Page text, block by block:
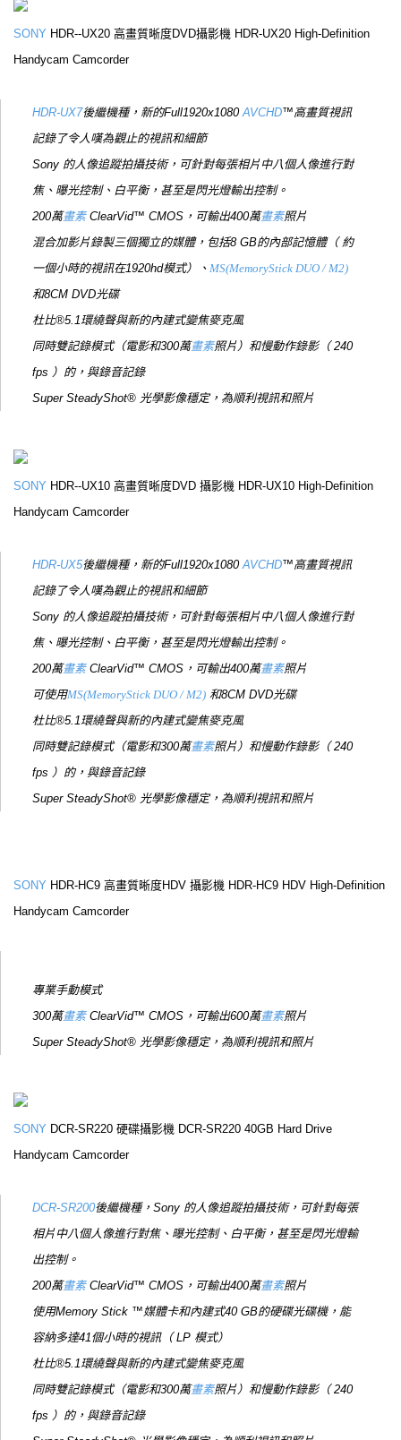
SONY HDR--UX20 高畫質晰度DVD攝影機 HDR-UX20 High-Definition
Handycam Camcorder
HDR-UX7後繼機種，新的Full1920x1080AVCHD™高畫質視訊
記錄了令人嘆為觀止的視訊和細節
Sony 的人像追蹤拍攝技術，可針對每張相片中八個人像進行對
焦、曝光控制、白平衡，甚至是閃光燈輸出控制。
200萬畫素ClearVid™ CMOS，可輸出400萬畫素照片
混合加影片錄製三個獨立的媒體，包括8 GB的內部記憶體（ 約
一個小時的視訊在1920hd模式）、 MS(MemoryStick DUO / M2)
和8CM DVD光碟
杜比®5.1環繞聲與新的內建式變焦麥克風
同時雙記錄模式（電影和300萬畫素照片）和慢動作錄影（ 240
fps ）的，與錄音記錄
Super SteadyShot® 光學影像穩定，為順利視訊和照片
SONY HDR--UX10 高畫質晰度DVD 攝影機 HDR-UX10 High-Definition
Handycam Camcorder
HDR-UX5後繼機種，新的Full1920x1080AVCHD™高畫質視訊
記錄了令人嘆為觀止的視訊和細節
Sony 的人像追蹤拍攝技術，可針對每張相片中八個人像進行對
焦、曝光控制、白平衡，甚至是閃光燈輸出控制。
200萬畫素ClearVid™ CMOS，可輸出400萬畫素照片
可使用MS(MemoryStick DUO / M2) 和8CM DVD光碟
杜比®5.1環繞聲與新的內建式變焦麥克風
同時雙記錄模式（電影和300萬畫素照片）和慢動作錄影（ 240
fps ）的，與錄音記錄
Super SteadyShot® 光學影像穩定，為順利視訊和照片
SONY HDR-HC9 高畫質晰度HDV 攝影機 HDR-HC9 HDV High-Definition
Handycam Camcorder
專業手動模式
300萬畫素ClearVid™ CMOS，可輸出600萬畫素照片
Super SteadyShot® 光學影像穩定，為順利視訊和照片
SONY DCR-SR220 硬碟攝影機 DCR-SR220 40GB Hard Drive
Handycam Camcorder
DCR-SR200後繼機種，Sony 的人像追蹤拍攝技術，可針對每張
相片中八個人像進行對焦、曝光控制、白平衡，甚至是閃光燈輸
出控制。
200萬畫素ClearVid™ CMOS，可輸出400萬畫素照片
使用Memory Stick ™媒體卡和內建式40 GB的硬碟光碟機，能
容納多達41個小時的視訊（ LP 模式）
杜比®5.1環繞聲與新的內建式變焦麥克風
同時雙記錄模式（電影和300萬畫素照片）和慢動作錄影（ 240
fps ）的，與錄音記錄